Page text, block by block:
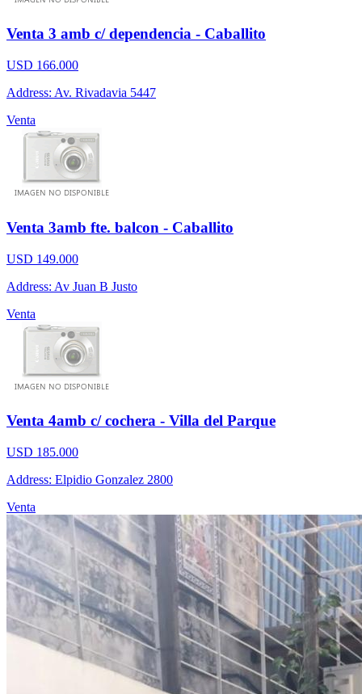
Venta 3 amb c/ dependencia - Caballito
USD 166.000
Address: Av. Rivadavia 5447
Venta
Venta 3amb fte. balcon - Caballito
USD 149.000
Address: Av Juan B Justo
Venta
Venta 4amb c/ cochera - Villa del Parque
USD 185.000
Address: Elpidio Gonzalez 2800
Venta